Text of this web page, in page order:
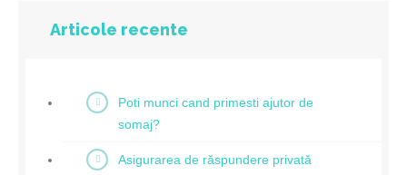
Articole recente
Poti munci cand primesti ajutor de
somaj?
Asigurarea de răspundere privată